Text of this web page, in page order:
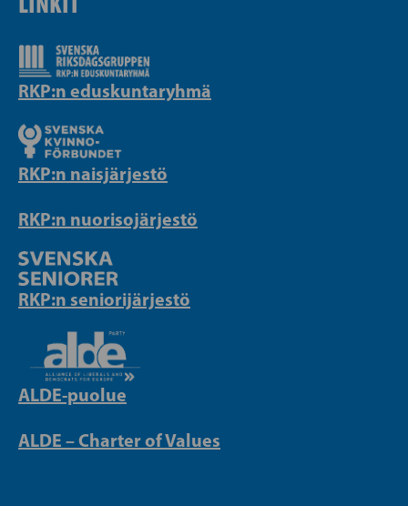
RKP:n eduskuntaryhmä
RKP:n naisjärjestö
RKP:n nuorisojärjestö
RKP:n seniorijärjestö
ALDE-puolue
ALDE – Charter of Values